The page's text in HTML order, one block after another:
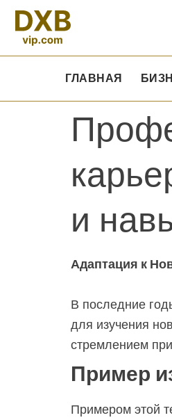
ГЛАВНАЯ
и
Адаптация к
В последние
для изучения
стремлением
Пример
Примером этой